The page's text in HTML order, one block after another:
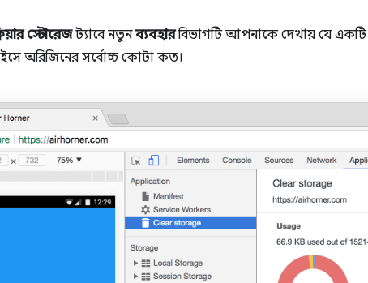
স্টোরেজট্যাবে নতুনব্যবহারবিভাগটি আপনাকে দেখায় যে একটি
অরিজিনের সর্বোচ্চ কোটা কত।